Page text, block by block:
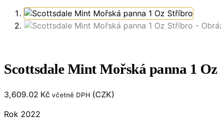
Scottsdale Mint Mořská panna 1
3,609.02 Kč včetně DPH (CZK)
Rok 2022